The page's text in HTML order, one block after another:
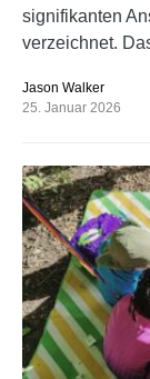
signifikanten
verzeichnet.
Jason Walker
25. Januar 2026